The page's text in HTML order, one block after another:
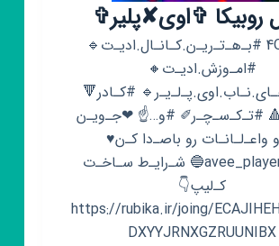
روبیکا ✞اوی✘پلیر✞
🔝4OOO #بـ‌هـ‌تـ‌ریـ‌ن.کـانـال.ادیـ‌ت🔹
#امـ‌وزش.ادیـ‌ت🔸
#کـادر🔻
#تـ‌کـ‌سـ‌چـ‌ر✐ #و…☝ ❤جـ‌ویـ‌ن
واعـ‌لـانـات رو باصـ‌دا کـ‌ن♥
🔴@avee_player_1🔵 شـ‌رایـ‌ط سـاخـ‌ت
کـ‌لیپ👇
https://rubika.ir/joing/
DXYYJRNXGZRUUNIBX